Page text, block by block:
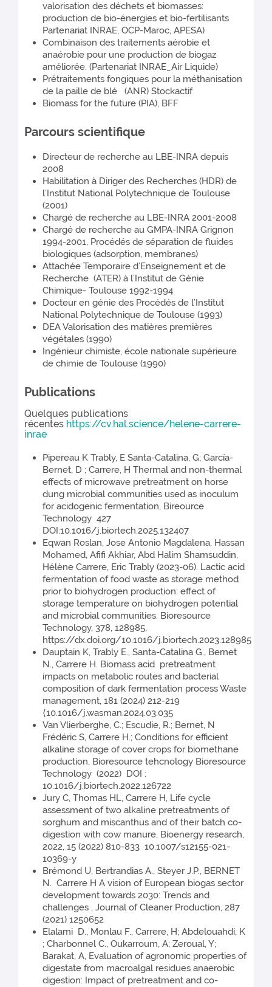
valorisation des déchets et biomasses:
production de bio-énergies et bio-fertilisants
Partenariat INRAE, OCP-Maroc, APESA)
Combinaison des traitements aérobie et
anaérobie pour une production de biogaz
améliorée. (Partenariat INRAE_Air Liquide)
Prétraitements fongiques pour la méthanisation
de la paille de blé (ANR) Stockactif
Biomass for the future (PIA), BFF
Parcours scientifique
Directeur de recherche au LBE-INRA depuis
2008
Habilitation à Diriger des Recherches (HDR) de
l’Institut National Polytechnique de Toulouse
(2001)
Chargé de recherche au LBE-INRA 2001-2008
Chargé de recherche au GMPA-INRA Grignon
1994-2001, Procédés de séparation de fluides
biologiques (adsorption, membranes)
Attachée Temporaire d’Enseignement et de
Recherche (ATER) à l’Institut de Génie
Chimique- Toulouse 1992-1994
Docteur en génie des Procédés de l’Institut
National Polytechnique de Toulouse (1993)
DEA Valorisation des matières premières
végétales (1990)
Ingénieur chimiste, école nationale supérieure
de chimie de Toulouse (1990)
Publications
Quelques publications
récentes https://cv.hal.science/helene-carrere-
inrae
Pipereau K Trably, E Santa-Catalina, G; García-
Bernet, D ; Carrere, H Thermal and non-thermal
effects of microwave pretreatment on horse
dung microbial communities used as inoculum
for acidogenic fermentation, Bireource
Technology 427
DOI:10.1016/j.biortech.2025.132407
Eqwan Roslan, Jose Antonio Magdalena, Hassan
Mohamed, Afifi Akhiar, Abd Halim Shamsuddin,
Hélène Carrere, Eric Trably (2023-06). Lactic acid
fermentation of food waste as storage method
prior to biohydrogen production: effect of
storage temperature on biohydrogen potential
and microbial communities. Bioresource
Technology, 378, 128985,
https://dx.doi.org/10.1016/j.biortech.2023.128985
Dauptain K, Trably E., Santa-Catalina G., Bernet
N., Carrere H. Biomass acid pretreatment
impacts on metabolic routes and bacterial
composition of dark fermentation process Waste
management, 181 (2024) 212-219
⟨10.1016/j.wasman.2024.03.035
Van Vlierberghe, C.; Escudie, R.; Bernet, N
Frédéric S, Carrere H.; Conditions for efficient
alkaline storage of cover crops for biomethane
production, Bioresource tehcnology Bioresource
Technology (2022) DOI :
10.1016/j.biortech.2022.126722
Jury C, Thomas HL, Carrere H, Life cycle
assessment of two alkaline pretreatments of
sorghum and miscanthus and of their batch co-
digestion with cow manure, Bioenergy research,
2022, 15 (2022) 810-833 10.1007/s12155-021-
10369-y
Brémond U, Bertrandias A., Steyer J.P., BERNET
N. Carrere H A vision of European biogas sector
development towards 2030: Trends and
challenges , Journal of Cleaner Production, 287
(2021) 1250652
Elalami D., Monlau F., Carrere, H; Abdelouahdi, K
; Charbonnel C., Oukarroum, A; Zeroual, Y;
Barakat, A, Evaluation of agronomic properties of
digestate from macroalgal residues anaerobic
digestion: Impact of pretreatment and co-